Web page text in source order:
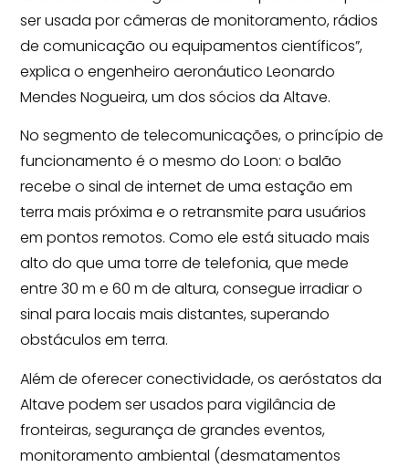
ser usada por câmeras de monitoramento, rádios
de comunicação ou equipamentos científicos”,
explica o engenheiro aeronáutico Leonardo
Mendes Nogueira, um dos sócios da Altave.
No segmento de telecomunicações, o princípio de
funcionamento é o mesmo do Loon: o balão
recebe o sinal de internet de uma estação em
terra mais próxima e o retransmite para usuários
em pontos remotos. Como ele está situado mais
alto do que uma torre de telefonia, que mede
entre 30 m e 60 m de altura, consegue irradiar o
sinal para locais mais distantes, superando
obstáculos em terra.
Além de oferecer conectividade, os aeróstatos da
Altave podem ser usados para vigilância de
fronteiras, segurança de grandes eventos,
monitoramento ambiental (desmatamentos